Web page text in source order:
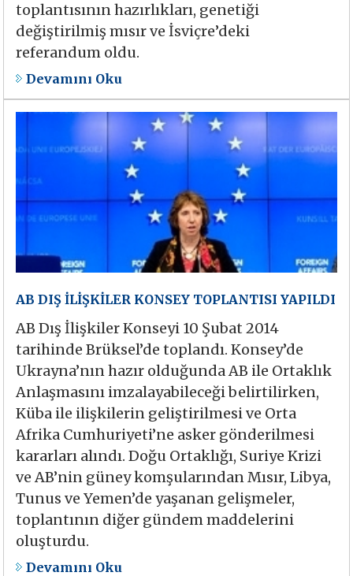
toplantısının hazırlıkları, genetiği
değiştirilmiş mısır ve İsviçre’deki
referandum oldu.
Devamını Oku
AB DIŞ İLİŞKİLER KONSEY TOPLANTISI YAPILDI
AB Dış İlişkiler Konseyi 10 Şubat 2014
tarihinde Brüksel’de toplandı. Konsey’de
Ukrayna’nın hazır olduğunda AB ile Ortaklık
Anlaşmasını imzalayabileceği belirtilirken,
Küba ile ilişkilerin geliştirilmesi ve Orta
Afrika Cumhuriyeti’ne asker gönderilmesi
kararları alındı. Doğu Ortaklığı, Suriye Krizi
ve AB’nin güney komşularından Mısır, Libya,
Tunus ve Yemen’de yaşanan gelişmeler,
toplantının diğer gündem maddelerini
oluşturdu.
Devamını Oku